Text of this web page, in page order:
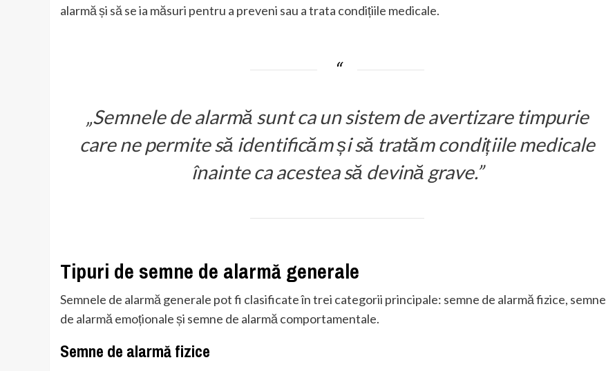
alarmă și să se ia măsuri pentru a preveni sau a trata condițiile medicale.
„Semnele de alarmă sunt ca un sistem de avertizare timpurie
care ne permite să identificăm și să tratăm condițiile medicale
înainte ca acestea să devină grave.”
Tipuri de semne de alarmă generale
Semnele de alarmă generale pot fi clasificate în trei categorii principale: semne de alarmă fizice, semne
de alarmă emoționale și semne de alarmă comportamentale.
Semne de alarmă fizice